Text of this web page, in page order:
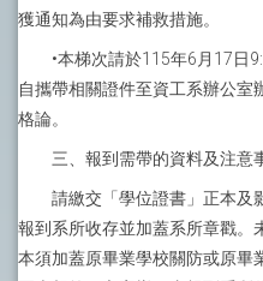
獲通知為由要求補救措施。
•本梯次請於115年6月17日
自攜帶相關證件至資工系辦公室
格論。
三、報到需帶的資料及注意
請繳交「學位證書」正本及
報到系所收存並加蓋系所章戳。
本須加蓋原畢業學校關防或原畢